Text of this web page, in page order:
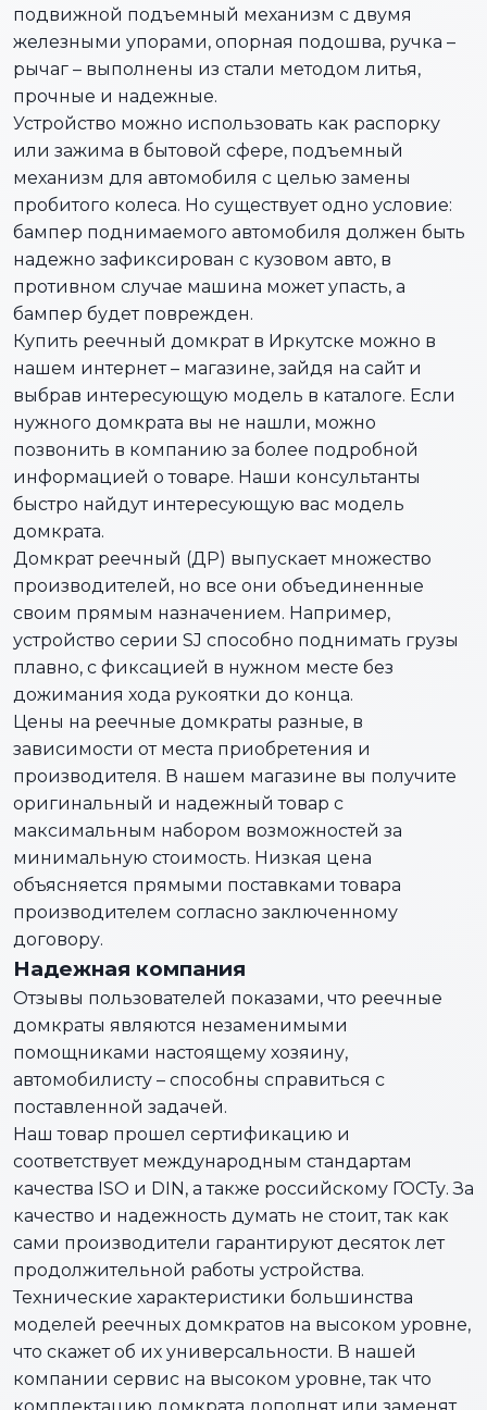
подвижной подъемный механизм с двумя
железными упорами, опорная подошва, ручка –
рычаг – выполнены из стали методом литья,
прочные и надежные.
Устройство можно использовать как распорку
или зажима в бытовой сфере, подъемный
механизм для автомобиля с целью замены
пробитого колеса. Но существует одно условие:
бампер поднимаемого автомобиля должен быть
надежно зафиксирован с кузовом авто, в
противном случае машина может упасть, а
бампер будет поврежден.
Купить реечный домкрат в Иркутске можно в
нашем интернет – магазине, зайдя на сайт и
выбрав интересующую модель в каталоге. Если
нужного домкрата вы не нашли, можно
позвонить в компанию за более подробной
информацией о товаре. Наши консультанты
быстро найдут интересующую вас модель
домкрата.
Домкрат реечный (ДР) выпускает множество
производителей, но все они объединенные
своим прямым назначением. Например,
устройство серии SJ способно поднимать грузы
плавно, с фиксацией в нужном месте без
дожимания хода рукоятки до конца.
Цены на реечные домкраты разные, в
зависимости от места приобретения и
производителя. В нашем магазине вы получите
оригинальный и надежный товар с
максимальным набором возможностей за
минимальную стоимость. Низкая цена
объясняется прямыми поставками товара
производителем согласно заключенному
договору.
Надежная компания
Отзывы пользователей показами, что реечные
домкраты являются незаменимыми
помощниками настоящему хозяину,
автомобилисту – способны справиться с
поставленной задачей.
Наш товар прошел сертификацию и
соответствует международным стандартам
качества ISO и DIN, а также российскому ГОСТу. За
качество и надежность думать не стоит, так как
сами производители гарантируют десяток лет
продолжительной работы устройства.
Технические характеристики большинства
моделей реечных домкратов на высоком уровне,
что скажет об их универсальности. В нашей
компании сервис на высоком уровне, так что